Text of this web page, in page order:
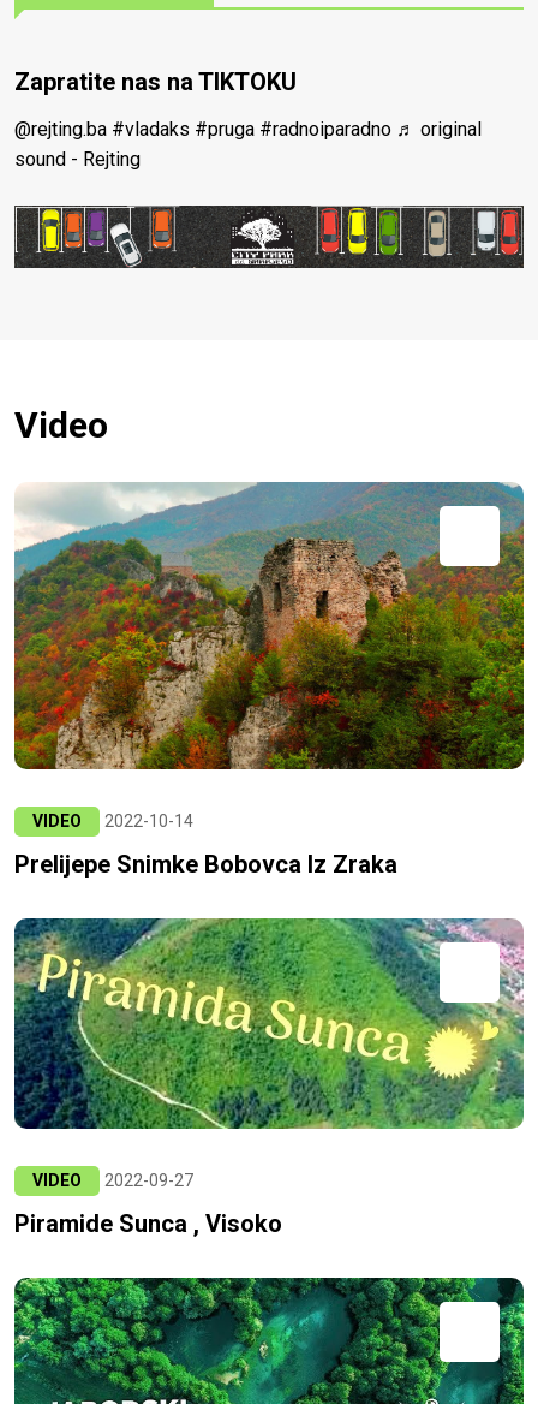
Zapratite nas na TIKTOKU
@rejting.ba #vladaks #pruga #radnoiparadno ♬ original
sound - Rejting
Video
VIDEO 2022-10-14
Prelijepe Snimke Bobovca Iz Zraka
VIDEO 2022-09-27
Piramide Sunca , Visoko